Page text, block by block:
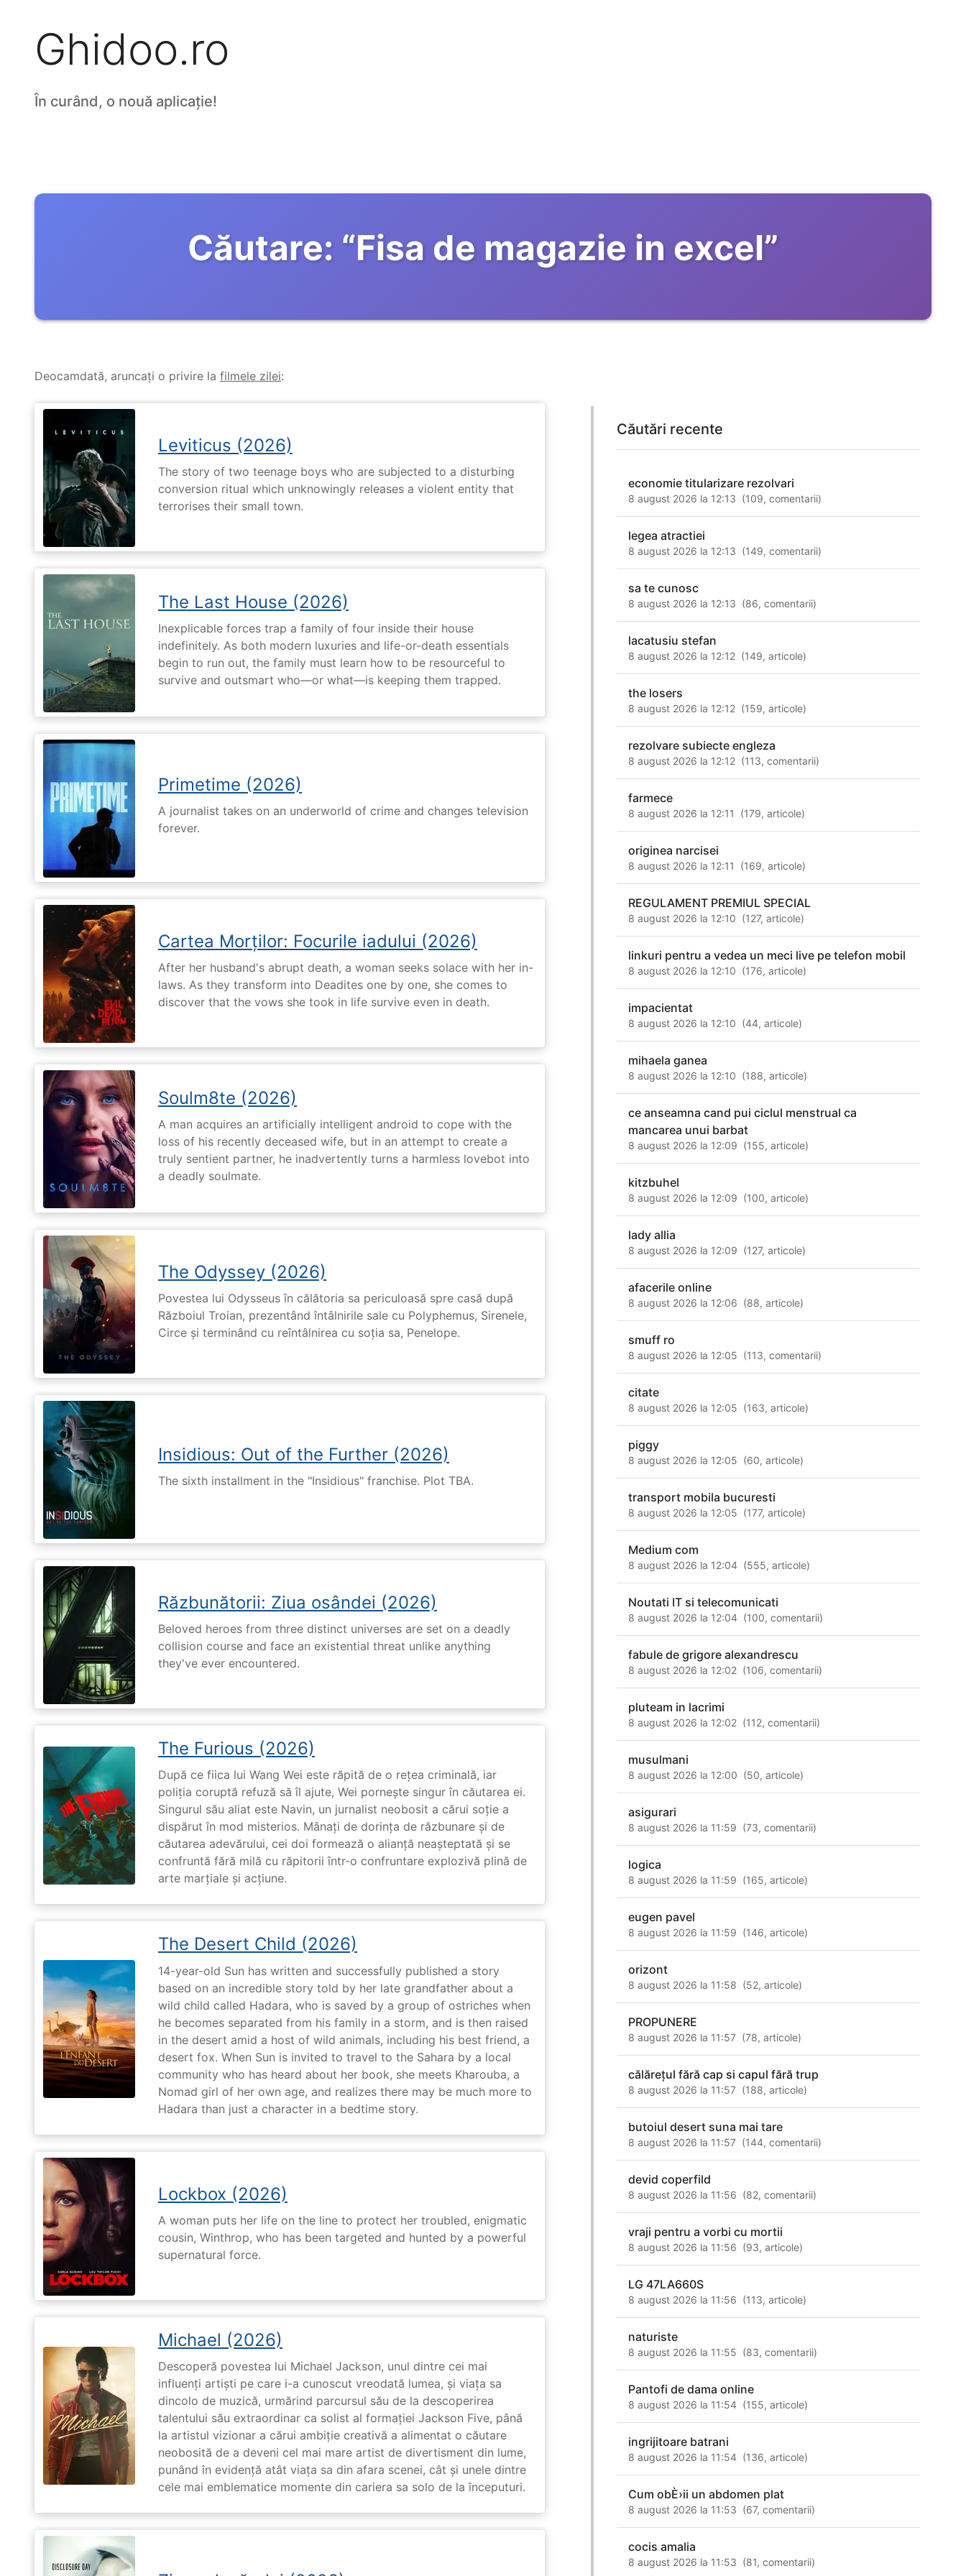
Ghidoo.ro
În curând, o nouă aplicație!
Căutare: “Fisa de magazie in excel”
Deocamdată, aruncați o privire la filmele zilei:
Leviticus (2026)
The story of two teenage boys who are subjected to a disturbing
conversion ritual which unknowingly releases a violent entity that
terrorises their small town.
The Last House (2026)
Inexplicable forces trap a family of four inside their house
indefinitely. As both modern luxuries and life-or-death essentials
begin to run out, the family must learn how to be resourceful to
survive and outsmart who—or what—is keeping them trapped.
Primetime (2026)
A journalist takes on an underworld of crime and changes television
forever.
Cartea Morților: Focurile iadului (2026)
After her husband's abrupt death, a woman seeks solace with her in-
laws. As they transform into Deadites one by one, she comes to
discover that the vows she took in life survive even in death.
Soulm8te (2026)
A man acquires an artificially intelligent android to cope with the
loss of his recently deceased wife, but in an attempt to create a
truly sentient partner, he inadvertently turns a harmless lovebot into
a deadly soulmate.
The Odyssey (2026)
Povestea lui Odysseus în călătoria sa periculoasă spre casă după
Războiul Troian, prezentând întâlnirile sale cu Polyphemus, Sirenele,
Circe și terminând cu reîntâlnirea cu soția sa, Penelope.
Insidious: Out of the Further (2026)
The sixth installment in the "Insidious" franchise. Plot TBA.
Răzbunătorii: Ziua osândei (2026)
Beloved heroes from three distinct universes are set on a deadly
collision course and face an existential threat unlike anything
they've ever encountered.
The Furious (2026)
După ce fiica lui Wang Wei este răpită de o rețea criminală, iar
poliția coruptă refuză să îl ajute, Wei pornește singur în căutarea ei.
Singurul său aliat este Navin, un jurnalist neobosit a cărui soție a
dispărut în mod misterios. Mânați de dorința de răzbunare și de
căutarea adevărului, cei doi formează o alianță neașteptată și se
confruntă fără milă cu răpitorii într-o confruntare explozivă plină de
arte marțiale și acțiune.
The Desert Child (2026)
14-year-old Sun has written and successfully published a story
based on an incredible story told by her late grandfather about a
wild child called Hadara, who is saved by a group of ostriches when
he becomes separated from his family in a storm, and is then raised
in the desert amid a host of wild animals, including his best friend, a
desert fox. When Sun is invited to travel to the Sahara by a local
community who has heard about her book, she meets Kharouba, a
Nomad girl of her own age, and realizes there may be much more to
Hadara than just a character in a bedtime story.
Lockbox (2026)
A woman puts her life on the line to protect her troubled, enigmatic
cousin, Winthrop, who has been targeted and hunted by a powerful
supernatural force.
Michael (2026)
Descoperă povestea lui Michael Jackson, unul dintre cei mai
influenți artiști pe care i-a cunoscut vreodată lumea, și viața sa
dincolo de muzică, urmărind parcursul său de la descoperirea
talentului său extraordinar ca solist al formației Jackson Five, până
la artistul vizionar a cărui ambiție creativă a alimentat o căutare
neobosită de a deveni cel mai mare artist de divertisment din lume,
punând în evidență atât viața sa din afara scenei, cât și unele dintre
cele mai emblematice momente din cariera sa solo de la începuturi.
Căutări recente
economie titularizare rezolvari
8 august 2026 la 12:13 (109,comentarii)
legea atractiei
8 august 2026 la 12:13 (149,comentarii)
sa te cunosc
8 august 2026 la 12:13 (86,comentarii)
lacatusiu stefan
8 august 2026 la 12:12 (149,articole)
the losers
8 august 2026 la 12:12 (159,articole)
rezolvare subiecte engleza
8 august 2026 la 12:12 (113,comentarii)
farmece
8 august 2026 la 12:11 (179,articole)
originea narcisei
8 august 2026 la 12:11 (169,articole)
REGULAMENT PREMIUL SPECIAL
8 august 2026 la 12:10 (127,articole)
linkuri pentru a vedea un meci live pe telefon mobil
8 august 2026 la 12:10 (176,articole)
impacientat
8 august 2026 la 12:10 (44,articole)
mihaela ganea
8 august 2026 la 12:10 (188,articole)
ce anseamna cand pui ciclul menstrual ca
mancarea unui barbat
8 august 2026 la 12:09 (155,articole)
kitzbuhel
8 august 2026 la 12:09 (100,articole)
lady allia
8 august 2026 la 12:09 (127,articole)
afacerile online
8 august 2026 la 12:06 (88,articole)
smuff ro
8 august 2026 la 12:05 (113,comentarii)
citate
8 august 2026 la 12:05 (163,articole)
piggy
8 august 2026 la 12:05 (60,articole)
transport mobila bucuresti
8 august 2026 la 12:05 (177,articole)
Medium com
8 august 2026 la 12:04 (555,articole)
Noutati IT si telecomunicati
8 august 2026 la 12:04 (100,comentarii)
fabule de grigore alexandrescu
8 august 2026 la 12:02 (106,comentarii)
pluteam in lacrimi
8 august 2026 la 12:02 (112,comentarii)
musulmani
8 august 2026 la 12:00 (50,articole)
asigurari
8 august 2026 la 11:59 (73,comentarii)
logica
8 august 2026 la 11:59 (165,articole)
eugen pavel
8 august 2026 la 11:59 (146,articole)
orizont
8 august 2026 la 11:58 (52,articole)
PROPUNERE
8 august 2026 la 11:57 (78,articole)
călărețul fără cap si capul fără trup
8 august 2026 la 11:57 (188,articole)
butoiul desert suna mai tare
8 august 2026 la 11:57 (144,comentarii)
devid coperfild
8 august 2026 la 11:56 (82,comentarii)
vraji pentru a vorbi cu mortii
8 august 2026 la 11:56 (93,articole)
LG 47LA660S
8 august 2026 la 11:56 (113,articole)
naturiste
8 august 2026 la 11:55 (83,comentarii)
Pantofi de dama online
8 august 2026 la 11:54 (155,articole)
ingrijitoare batrani
8 august 2026 la 11:54 (136,articole)
Cum obÈ›ii un abdomen plat
8 august 2026 la 11:53 (67,comentarii)
cocis amalia
8 august 2026 la 11:53 (81,comentarii)